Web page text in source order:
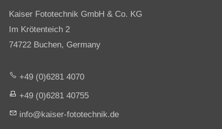
Kaiser Fototechnik GmbH & Co. KG
Im Krötenteich 2
74722 Buchen, Germany
+49 (0)6281 4070
+49 (0)6281 40755
nf
k s r-f t t chn k d